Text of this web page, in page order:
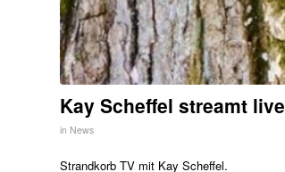
Kay Scheffel streamt live
in News
Strandkorb TV mit Kay Scheffel.